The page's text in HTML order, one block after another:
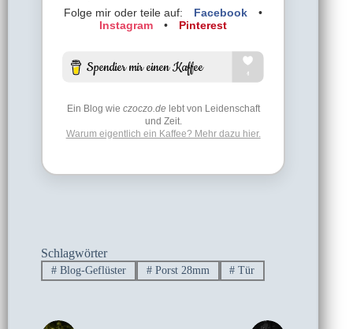
Folge mir oder teile auf: Facebook
•
Instagram
• Pinterest
Ein Blog wie czoczo.delebt von Leidenschaft
und Zeit.
Warum eigentlich ein Kaffee? Mehr dazu hier.
Schlagwörter
#Blog-Geflüster #Porst 28mm # Tür